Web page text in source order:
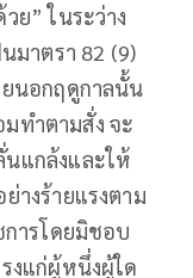
ย” ในระว่าง
มาตรา 82 (9)
ยนอกฤดูกาลนั้น
ทำตามสั่ง จะ
นแกล้งและให้
างร้ายแรงตาม
ารโดยมิชอบ
งแก่ผู้หนึ่งผู้ใด